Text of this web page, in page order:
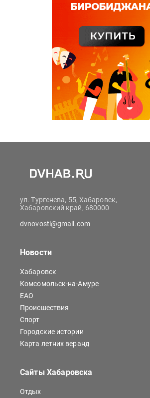
ул. Тургенева, 55, Хабаровск,
Хабаровский край, 680000
dvnovosti@gmail.com
Новости
Хабаровск
Комсомольск-на-Амуре
ЕАО
Происшествия
Спорт
Городские истории
Карта летних веранд
Сайты Хабаровска
Отдых